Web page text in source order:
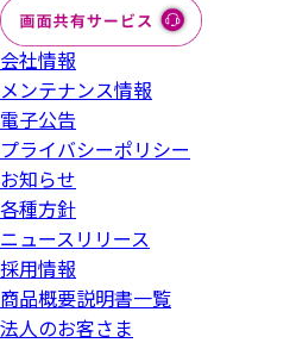
会社情報
メンテナンス情報
電子公告
プライバシーポリシー
お知らせ
各種方針
ニュースリリース
採用情報
商品概要説明書一覧
法人のお客さま